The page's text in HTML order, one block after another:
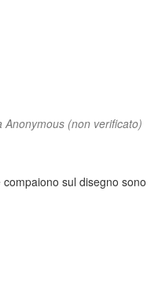
Anonymous (non verificato)
sul disegno sono